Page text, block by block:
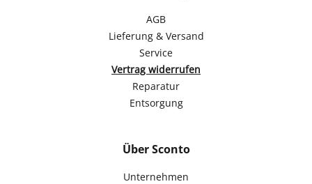
AGB
Lieferung & Versand
Service
Vertrag widerrufen
Reparatur
Entsorgung
Über Sconto
Unternehmen